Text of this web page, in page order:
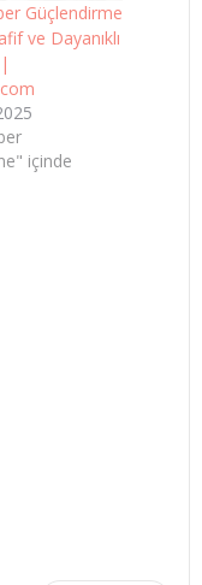
Güçlendirme
ve Dayanıklı
içinde